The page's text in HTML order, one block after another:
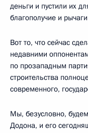
деньги и пустили их
благополучие и
Вот то, что сейчас
недавними
по прозападным
строительства
современного,
Мы, безусловно,
Додона, и его